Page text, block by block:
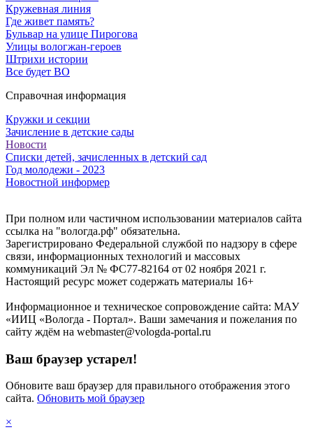
Кружевная линия
Где живет память?
Бульвар на улице Пирогова
Улицы вологжан-героев
Штрихи истории
Все будет ВО
Справочная информация
Кружки и секции
Зачисление в детские сады
Новости
Списки детей, зачисленных в детский сад
Год молодежи - 2023
Новостной информер
При полном или частичном использовании материалов сайта
ссылка на "вологда.рф" обязательна.
Зарегистрировано Федеральной службой по надзору в сфере
связи, информационных технологий и массовых
коммуникаций Эл № ФС77-82164 от 02 ноября 2021 г.
Настоящий ресурс может содержать материалы 16+
Информационное и техническое сопровождение сайта: МАУ
«ИИЦ «Вологда - Портал». Ваши замечания и пожелания по
сайту ждём на webmaster@vologda-portal.ru
Ваш браузер устарел!
Обновите ваш браузер для правильного отображения этого
сайта. Обновить мой браузер
×